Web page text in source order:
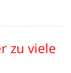
zu viele